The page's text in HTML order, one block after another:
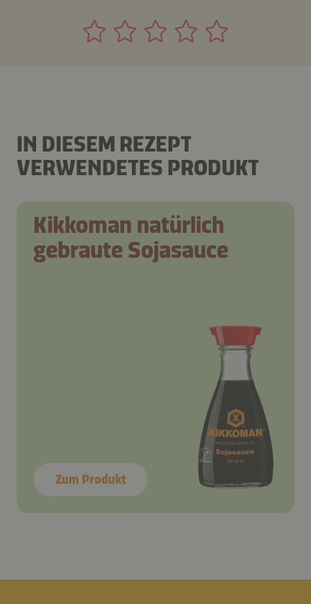
IN DIESEM REZEPT
VERWENDETES PRODUKT
Kikkoman natürlich
gebraute Sojasauce
Zum Produkt